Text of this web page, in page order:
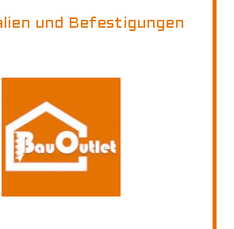
und Befestigungen